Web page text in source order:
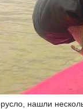
нашли